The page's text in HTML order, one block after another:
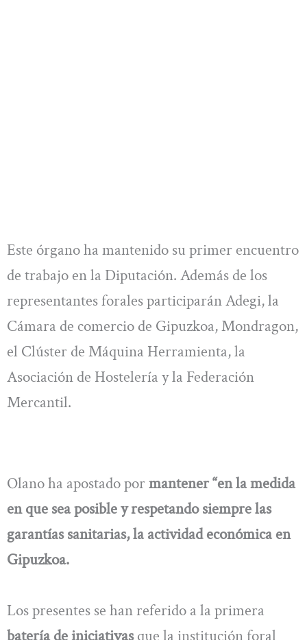
Este órgano ha mantenido su primer encuentro
de trabajo en la Diputación. Además de los
representantes forales participarán Adegi, la
Cámara de comercio de Gipuzkoa, Mondragon,
el Clúster de Máquina Herramienta, la
Asociación de Hostelería y la Federación
Mercantil.
Olano ha apostado pormantener “en la medida
en que sea posible y respetando siempre las
garantías sanitarias, la actividad económica en
Gipuzkoa.
Los presentes se han referido a la primera
batería de iniciativasque la institución foral